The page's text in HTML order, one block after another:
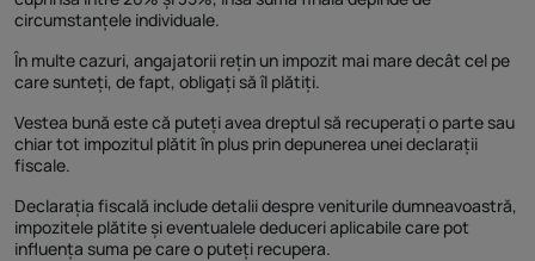
circumstanțele individuale.
În multe cazuri, angajatorii rețin un impozit mai mare decât cel pe
care sunteți, de fapt, obligați să îl plătiți.
Vestea bună este că puteți avea dreptul să recuperați o parte sau
chiar tot impozitul plătit în plus prin depunerea unei declarații
fiscale.
Declarația fiscală include detalii despre veniturile dumneavoastră,
impozitele plătite și eventualele deduceri aplicabile care pot
influența suma pe care o puteți recupera.